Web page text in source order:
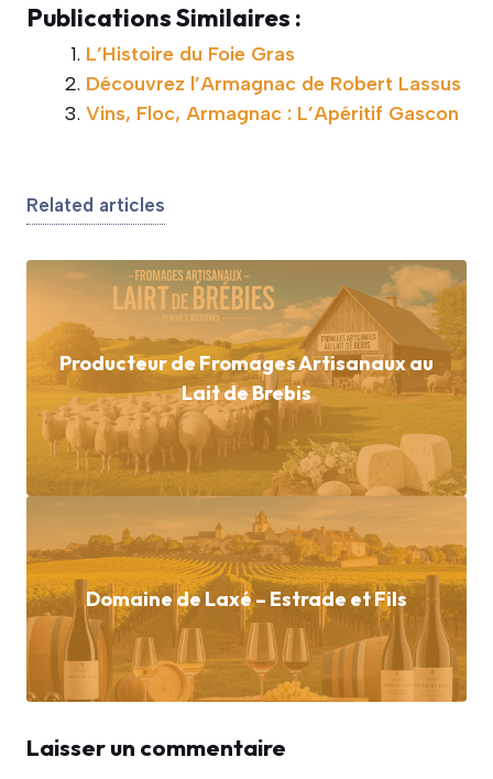
Publications Similaires :
L’Histoire du Foie Gras
Découvrez l’Armagnac de Robert Lassus
Vins, Floc, Armagnac : L’Apéritif Gascon
Related articles
Producteur de Fromages Artisanaux au
Lait de Brebis
Domaine de Laxé – Estrade et Fils
Laisser un commentaire